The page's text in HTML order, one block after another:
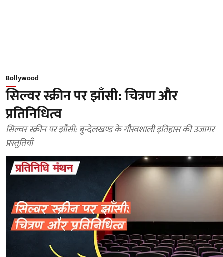
Bollywood
सिल्वर स्क्रीन पर झाँसी: चित्रण और
प्रतिनिधित्व
सिल्वर स्क्रीन पर झाँसी: बुन्देलखण्ड के गौरवशाली इतिहास की उजागर
प्रस्तुतियाँ